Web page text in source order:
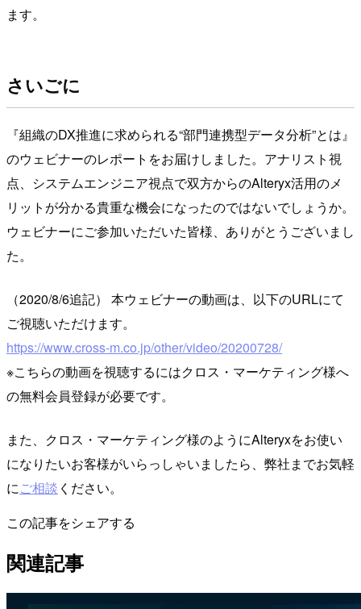
ます。
さいごに
『組織のDX推進に求められる“部門連携型データ分析”とは』
のウェビナーのレポートをお届けしました。アナリスト視
点、システムエンジニア視点で双方からのAlteryx活用のメ
リットが分かる貴重な機会になったのではないでしょうか。
ウェビナーにご参加いただいた皆様、ありがとうございまし
た。
（2020/8/6追記） 本ウェビナーの動画は、以下のURLにて
ご視聴いただけます。
https://www.cross-m.co.jp/other/video/20200728/
※こちらの動画を視聴するにはクロス・マーケティング様へ
の無料会員登録が必要です。
また、クロス・マーケティング様のようにAlteryxをお使い
になりたいお客様がいらっしゃいましたら、弊社までお気軽
にご相談 ください。
この記事をシェアする
関連記事